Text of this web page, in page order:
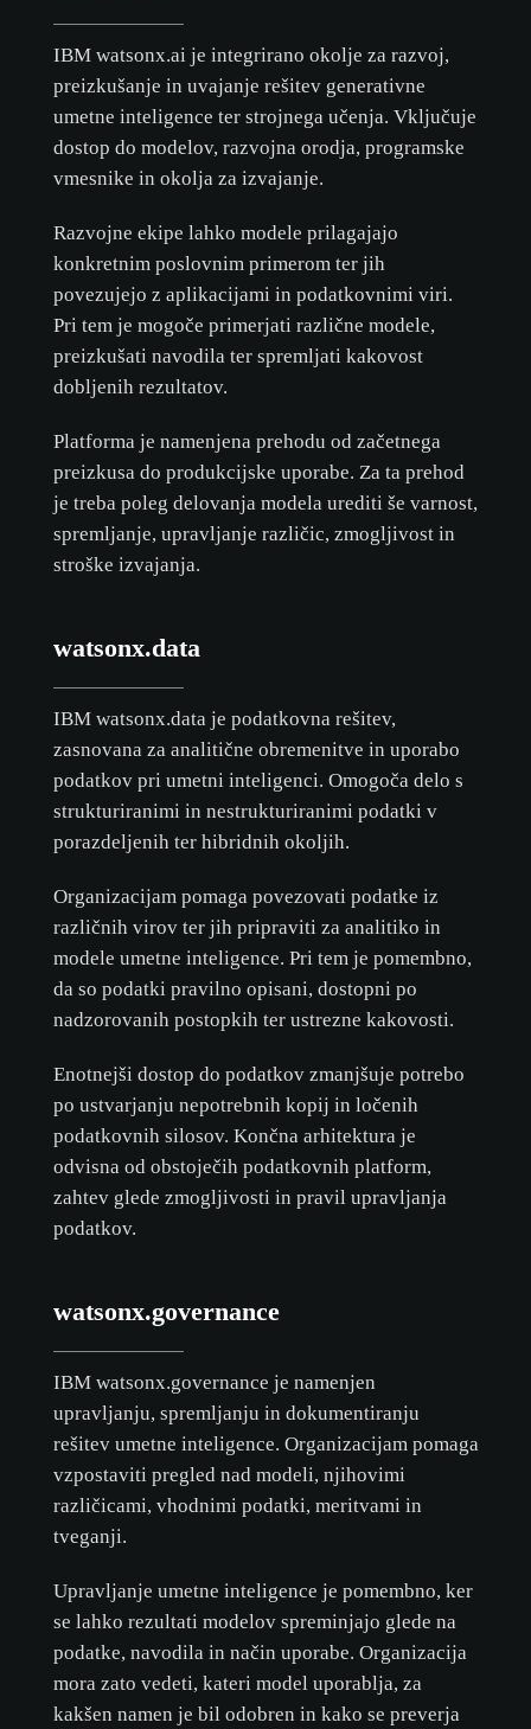
IBM watsonx.ai je integrirano okolje za razvoj,
preizkušanje in uvajanje rešitev generativne
umetne inteligence ter strojnega učenja. Vključuje
dostop do modelov, razvojna orodja, programske
vmesnike in okolja za izvajanje.
Razvojne ekipe lahko modele prilagajajo
konkretnim poslovnim primerom ter jih
povezujejo z aplikacijami in podatkovnimi viri.
Pri tem je mogoče primerjati različne modele,
preizkušati navodila ter spremljati kakovost
dobljenih rezultatov.
Platforma je namenjena prehodu od začetnega
preizkusa do produkcijske uporabe. Za ta prehod
je treba poleg delovanja modela urediti še varnost,
spremljanje, upravljanje različic, zmogljivost in
stroške izvajanja.
watsonx.data
IBM watsonx.data je podatkovna rešitev,
zasnovana za analitične obremenitve in uporabo
podatkov pri umetni inteligenci. Omogoča delo s
strukturiranimi in nestrukturiranimi podatki v
porazdeljenih ter hibridnih okoljih.
Organizacijam pomaga povezovati podatke iz
različnih virov ter jih pripraviti za analitiko in
modele umetne inteligence. Pri tem je pomembno,
da so podatki pravilno opisani, dostopni po
nadzorovanih postopkih ter ustrezne kakovosti.
Enotnejši dostop do podatkov zmanjšuje potrebo
po ustvarjanju nepotrebnih kopij in ločenih
podatkovnih silosov. Končna arhitektura je
odvisna od obstoječih podatkovnih platform,
zahtev glede zmogljivosti in pravil upravljanja
podatkov.
watsonx.governance
IBM watsonx.governance je namenjen
upravljanju, spremljanju in dokumentiranju
rešitev umetne inteligence. Organizacijam pomaga
vzpostaviti pregled nad modeli, njihovimi
različicami, vhodnimi podatki, meritvami in
tveganji.
Upravljanje umetne inteligence je pomembno, ker
se lahko rezultati modelov spreminjajo glede na
podatke, navodila in način uporabe. Organizacija
mora zato vedeti, kateri model uporablja, za
kakšen namen je bil odobren in kako se preverja
Cookie-
Richtlinie.